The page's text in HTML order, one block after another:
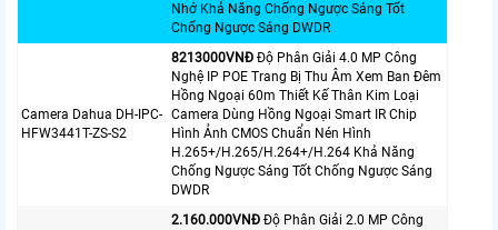
Nhớ Khả Năng Chống Ngược Sáng Tốt
Chống Ngược Sáng DWDR
Camera Dahua DH-IPC-
HFW3441T-ZS-S2
8213000VNÐ Độ Phân Giải 4.0 MP Công
Nghệ IP POE Trang Bị Thu Âm Xem Ban Đêm
Hồng Ngoại 60m Thiết Kế Thân Kim Loại
Camera Dùng Hồng Ngoại Smart IR Chip
Hình Ảnh CMOS Chuẩn Nén Hình
H.265+/H.265/H.264+/H.264 Khả Năng
Chống Ngược Sáng Tốt Chống Ngược Sáng
DWDR
2.160.000VNÐ Độ Phân Giải 2.0 MP Công